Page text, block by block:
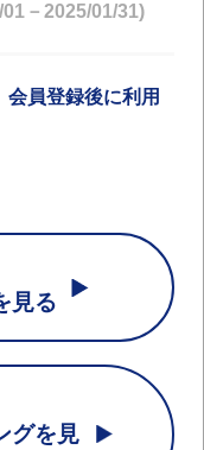
－2025/01/31)
員登録後に利用
見る
グを見